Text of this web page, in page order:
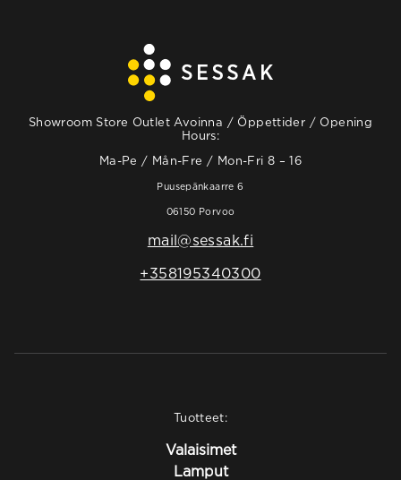
Showroom Store Outlet Avoinna / Öppettider / Opening
Hours:
Ma-Pe / Mån-Fre / Mon-Fri 8 – 16
Puusepänkaarre 6
06150 Porvoo
mail@sessak.fi
+358195340300
Tuotteet:
Valaisimet
Lamput